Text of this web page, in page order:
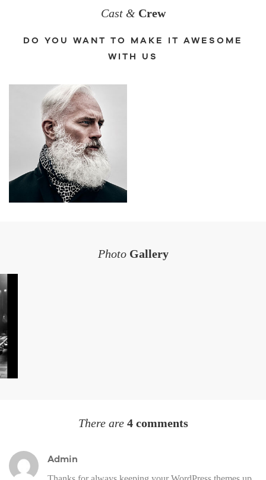
Cast & Crew
DO YOU WANT TO MAKE IT AWESOME
WITH US
Photo Gallery
There are4 comments
Admin